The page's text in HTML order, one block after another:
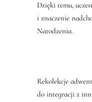
Dzięki temu,
i znaczenie
Narodzenia.
Rekolekcje
do integracji z